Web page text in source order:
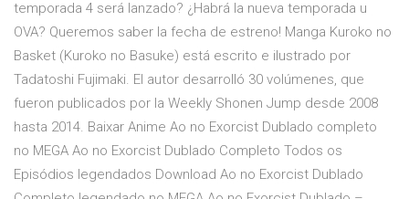
temporada 4 será lanzado? ¿Habrá la nueva temporada u
OVA? Queremos saber la fecha de estreno! Manga Kuroko no
Basket (Kuroko no Basuke) está escrito e ilustrado por
Tadatoshi Fujimaki. El autor desarrolló 30 volúmenes, que
fueron publicados por la Weekly Shonen Jump desde 2008
hasta 2014. Baixar Anime Ao no Exorcist Dublado completo
no MEGA Ao no Exorcist Dublado Completo Todos os
Episódios legendados Download Ao no Exorcist Dublado